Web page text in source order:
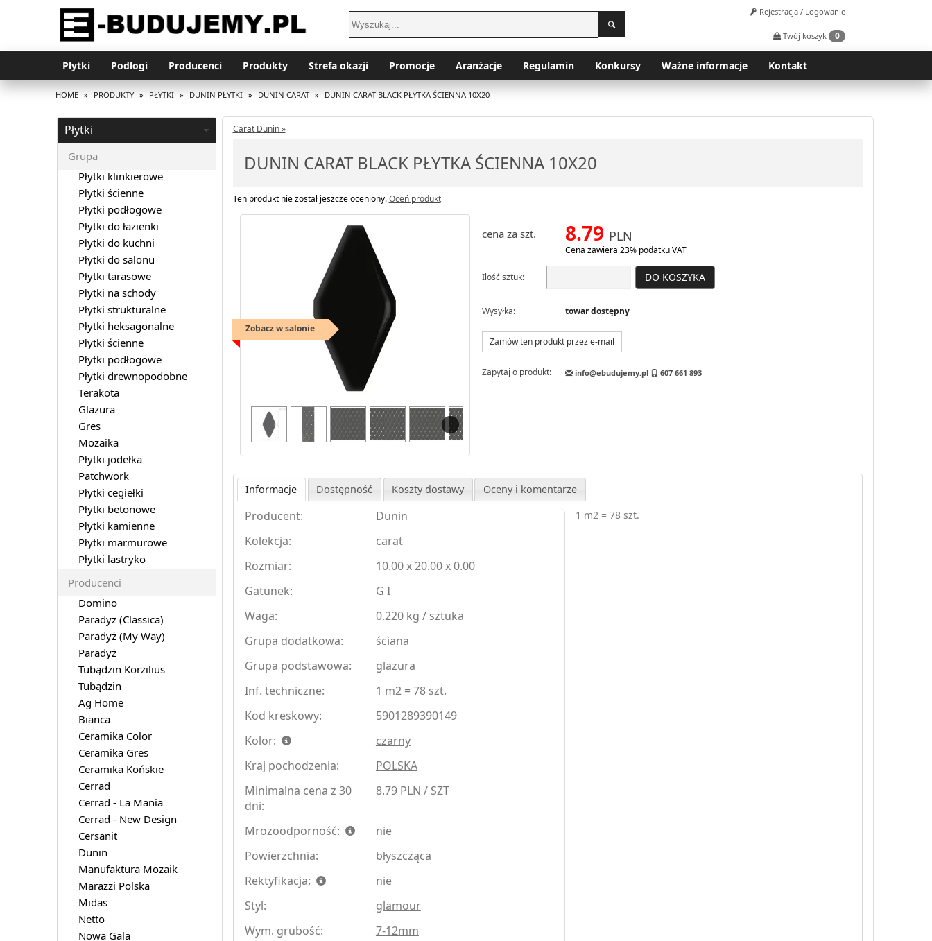
Rejestracja / Logowanie
Twój koszyk 0
Płytki Podłogi Producenci Produkty Strefa okazji Promocje Aranżacje Regulamin Konkursy Ważne informacje Kontakt
HOME » PRODUKTY » PŁYTKI » DUNIN PŁYTKI » DUNIN CARAT » DUNIN CARAT BLACK PŁYTKA ŚCIENNA 10X20
Carat Dunin »
DUNIN CARAT BLACK PŁYTKA ŚCIENNA 10X20
Ten produkt nie został jeszcze oceniony.Oceń produkt
Zobacz w salonie
cena za szt. 8.79 PLN
Cena zawiera 23% podatku VAT
Ilość sztuk: DO KOSZYKA
Wysyłka: towar dostępny
Zamów ten produkt przez e-mail
Zapytaj o produkt: info@ebudujemy.pl 607 661 893
Informacje Dostępność Koszty dostawy Oceny i komentarze
Producent:
Dunin
Kolekcja:
carat
Rozmiar:
10.00 x 20.00 x 0.00
Gatunek:
G I
Waga:
0.220 kg / sztuka
Grupa dodatkowa:
ściana
Grupa podstawowa:
glazura
Inf. techniczne:
1 m2 = 78 szt.
Kod kreskowy:
5901289390149
Kolor:
czarny
Kraj pochodzenia:
POLSKA
Minimalna cena z 30
dni:
8.79 PLN / SZT
Mrozoodporność:
nie
Powierzchnia:
błyszcząca
Rektyfikacja:
nie
Styl:
glamour
Wym. grubość:
7-12mm
1 m2 = 78 szt.
Płytki
Grupa
Płytki klinkierowe
Płytki ścienne
Płytki podłogowe
Płytki do łazienki
Płytki do kuchni
Płytki do salonu
Płytki tarasowe
Płytki na schody
Płytki strukturalne
Płytki heksagonalne
Płytki ścienne
Płytki podłogowe
Płytki drewnopodobne
Terakota
Glazura
Gres
Mozaika
Płytki jodełka
Patchwork
Płytki cegiełki
Płytki betonowe
Płytki kamienne
Płytki marmurowe
Płytki lastryko
Producenci
Domino
Paradyż (Classica)
Paradyż (My Way)
Paradyż
Tubądzin Korzilius
Tubądzin
Ag Home
Bianca
Ceramika Color
Ceramika Gres
Ceramika Końskie
Cerrad
Cerrad - La Mania
Cerrad - New Design
Cersanit
Dunin
Manufaktura Mozaik
Marazzi Polska
Midas
Netto
Nowa Gala